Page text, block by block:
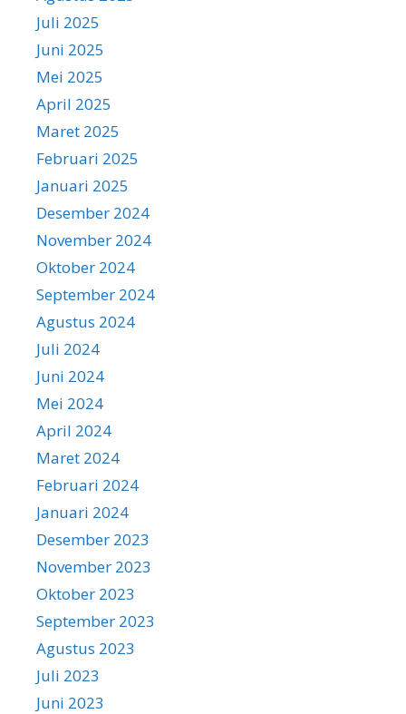
Juli 2025
Juni 2025
Mei 2025
April 2025
Maret 2025
Februari 2025
Januari 2025
Desember 2024
November 2024
Oktober 2024
September 2024
Agustus 2024
Juli 2024
Juni 2024
Mei 2024
April 2024
Maret 2024
Februari 2024
Januari 2024
Desember 2023
November 2023
Oktober 2023
September 2023
Agustus 2023
Juli 2023
Juni 2023